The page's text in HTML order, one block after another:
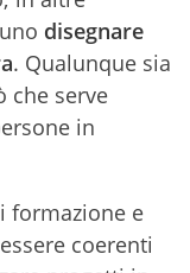
disegnare
. Qualunque sia
che serve
in
formazione e
coerenti